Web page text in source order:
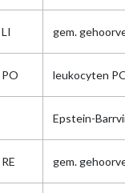
LI gem.
PO leukocyten
Epstein-
RE gem.